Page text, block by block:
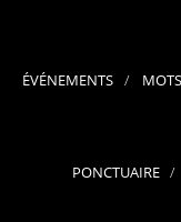
ÉVÉNEMENTS
PONCTUAIRE